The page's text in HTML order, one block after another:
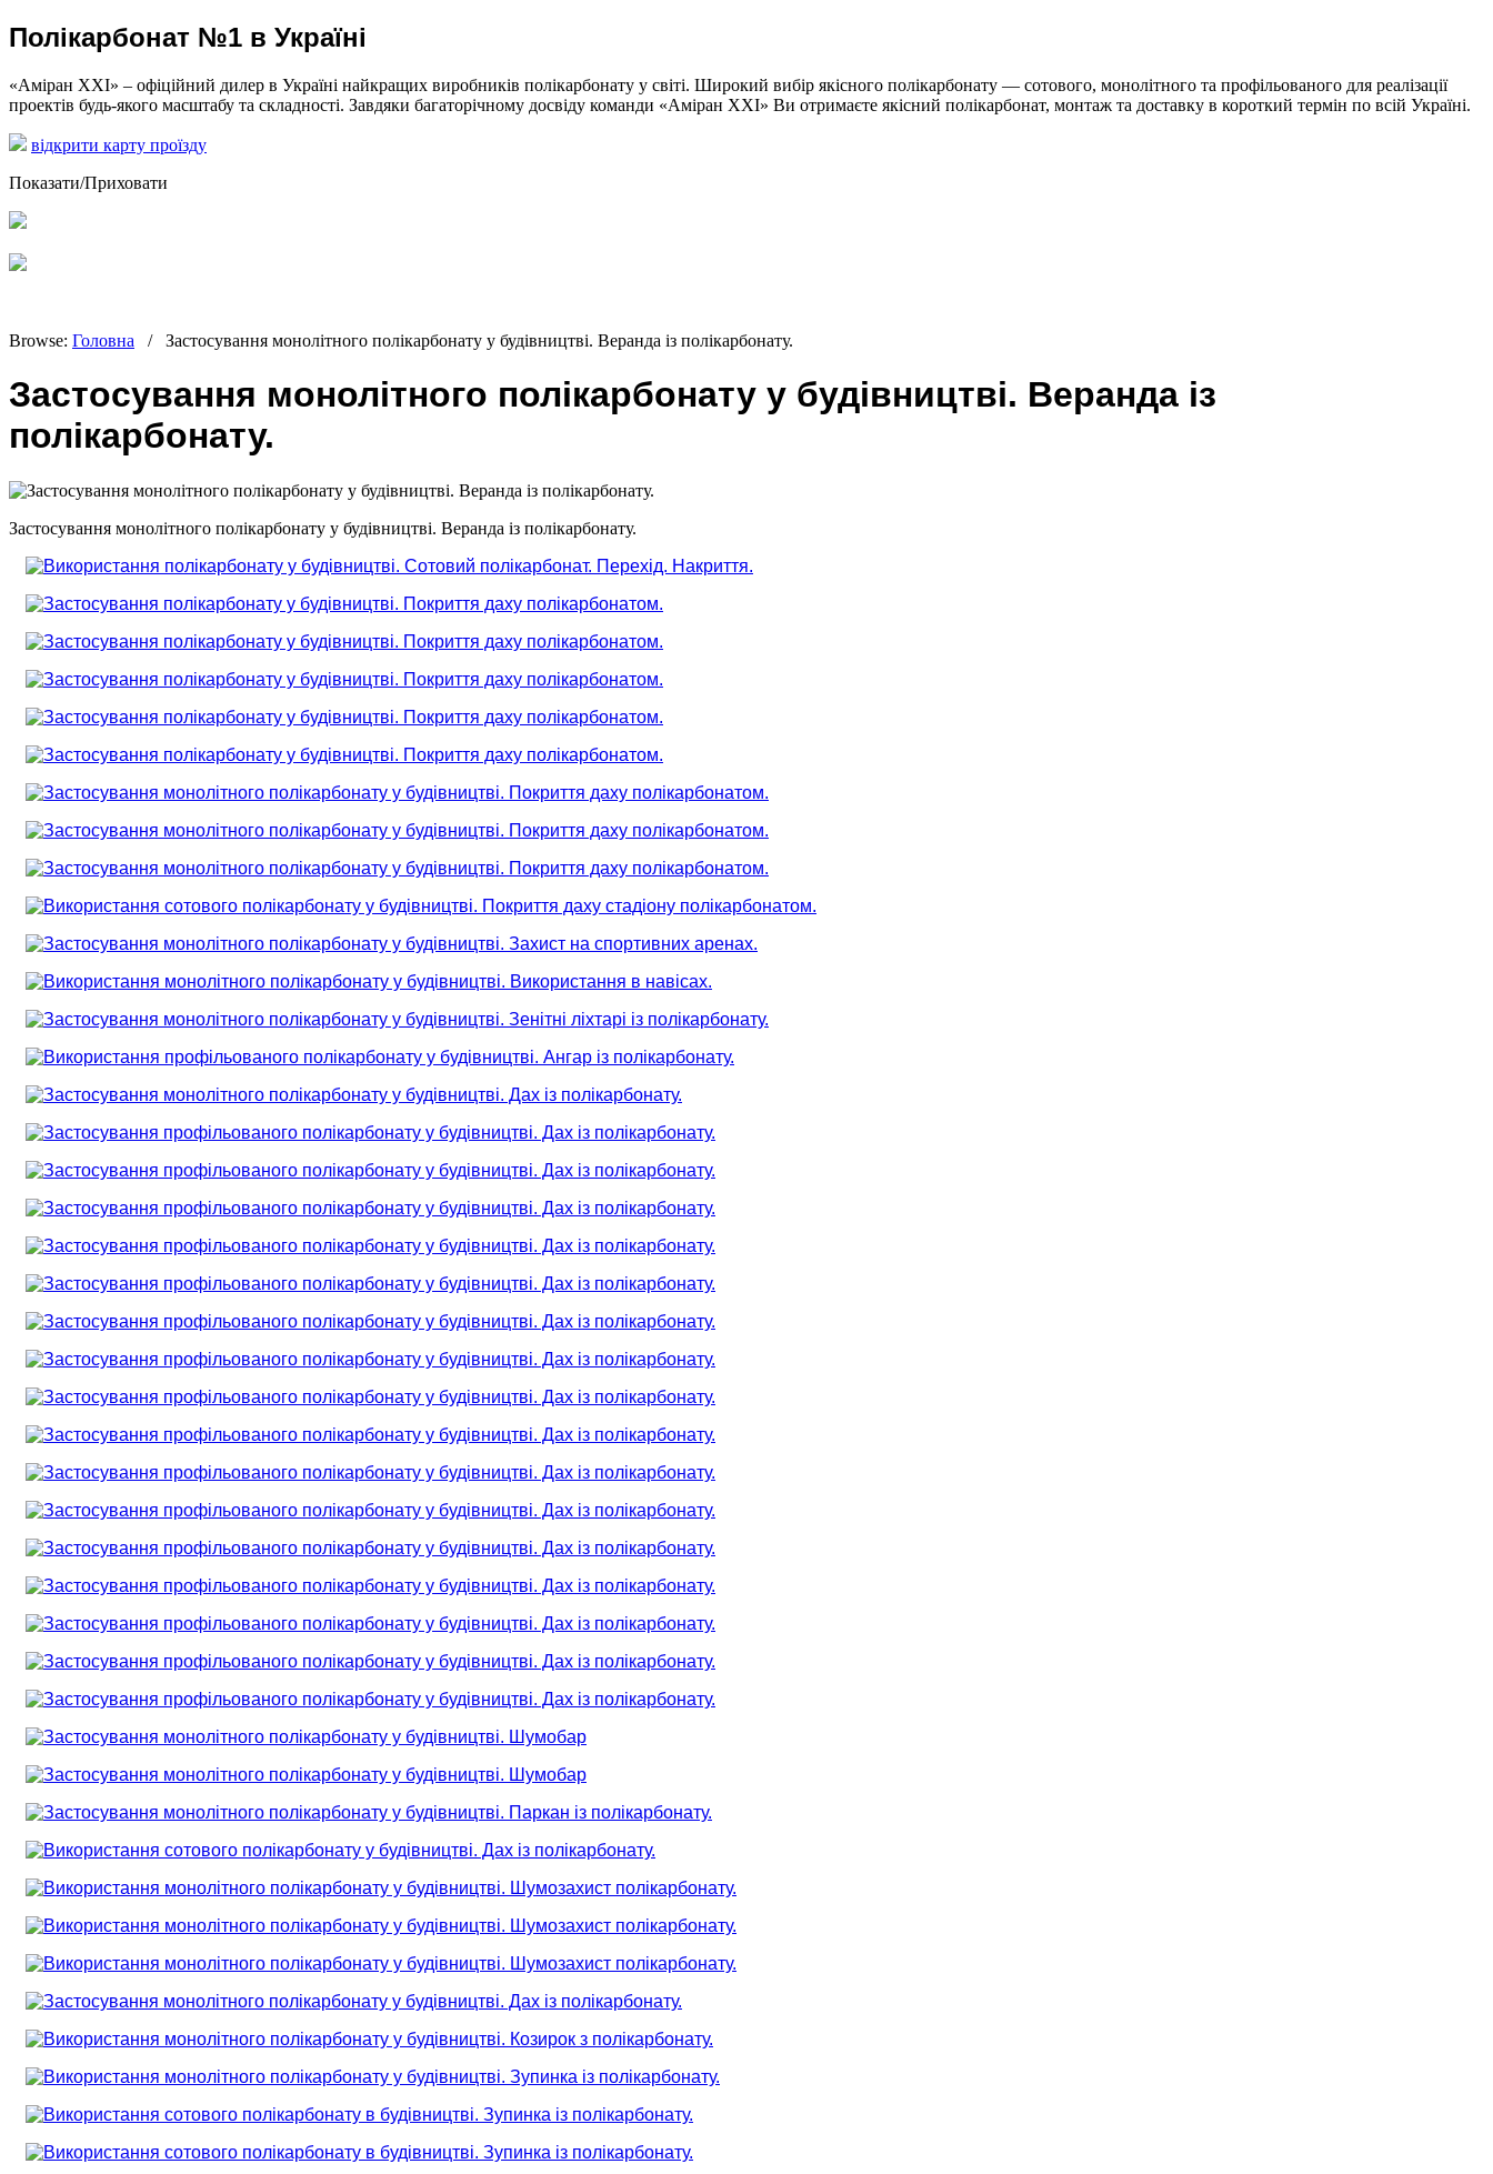
Полікарбонат №1 в Україні
«Аміран XXI» – офіційний дилер в Україні найкращих виробників полікарбонату у світі. Широкий вибір якісного полікарбонату — сотового, монолітного та профільованого для реалізації
проектів будь-якого масштабу та складності. Завдяки багаторічному досвіду команди «Аміран XXI» Ви отримаєте якісний полікарбонат, монтаж та доставку в короткий термін по всій Україні.
відкрити карту проїзду
Показати/Приховати
Browse: Головна / Застосування монолітного полікарбонату у будівництві. Веранда із полікарбонату.
Застосування монолітного полікарбонату у будівництві. Веранда із
полікарбонату.
Застосування монолітного полікарбонату у будівництві. Веранда із полікарбонату.